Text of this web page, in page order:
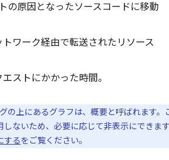
の原因となったソースコードに移動
トワーク経由で転送されたリソース
エストにかかった時間。
の上にあるグラフは、概要と呼ばれます。
しないため、必要に応じて非表示にできま
するをご覧ください。